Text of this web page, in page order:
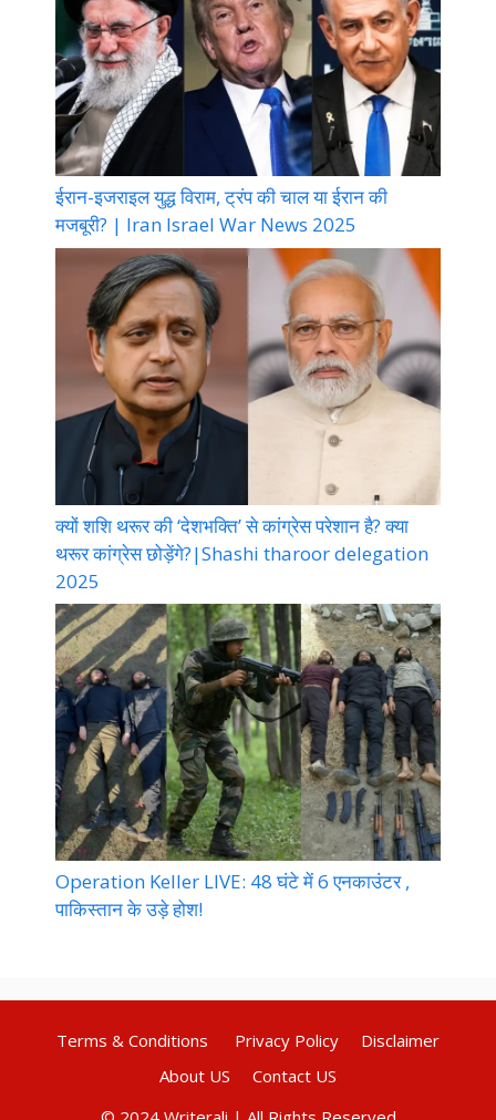
ईरान-इजराइल युद्ध विराम, ट्रंप की चाल या ईरान की
मजबूरी? | Iran Israel War News 2025
क्यों शशि थरूर की ‘देशभक्ति’ से कांग्रेस परेशान है? क्या
थरूर कांग्रेस छोड़ेंगे?|Shashi tharoor delegation
2025
Operation Keller LIVE: 48 घंटे में 6 एनकाउंटर ,
पाकिस्तान के उड़े होश!
Terms & Conditions Privacy Policy
Disclaimer
About US
Contact US